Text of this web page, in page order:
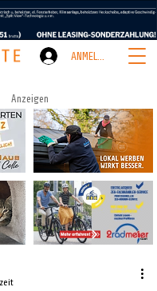
ANMELDEN
Anzeigen